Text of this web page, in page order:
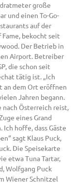
große
und einen To-Go-
auf der
bekocht seit
Der Betrieb in
Airport. Betreiber
die schon seit
tätig ist. „Ich
an dem Ort eröffnen
Jahren begann.
nach Österreich reist,
eines Grand
hoffe, dass Gäste
sagt Klaus Puck,
Die Speisekarte
etwa Tuna Tartar,
Wolfgang Puck
Wiener Schnitzel